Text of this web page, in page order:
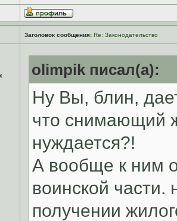
Заголовок сообщения: Re: Законодательство
olimpik писал(а):
Ну Вы, блин,
что снимающий
нуждается?!
А вообще к ним
воинской
получении